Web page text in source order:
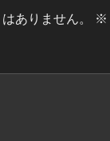
ありません。 ※